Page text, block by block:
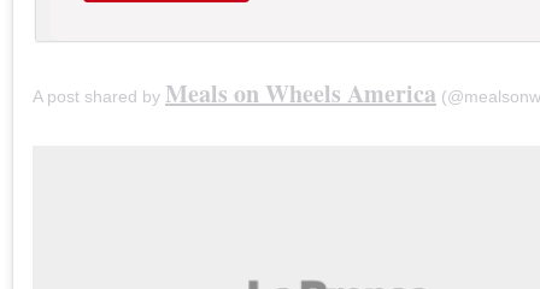
A post shared by Meals on Wheels America